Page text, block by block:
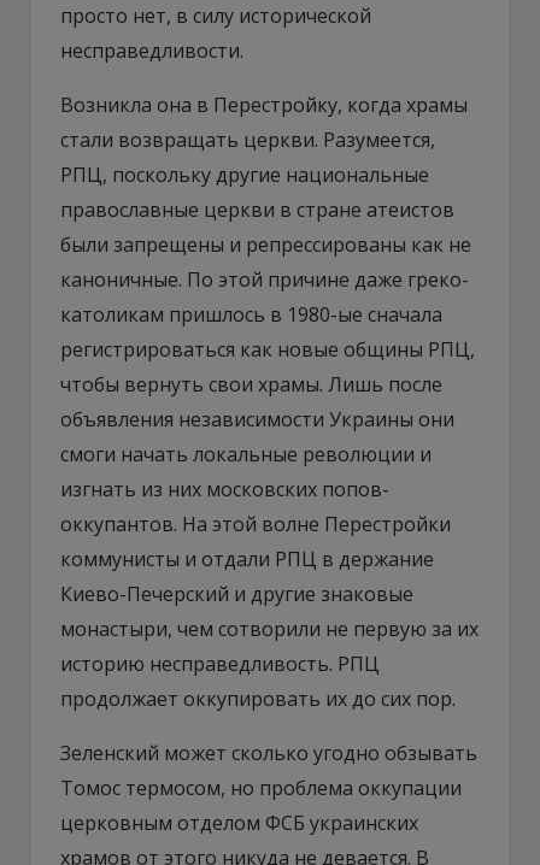
просто нет, в силу исторической
несправедливости.
Возникла она в Перестройку, когда храмы
стали возвращать церкви. Разумеется,
РПЦ, поскольку другие национальные
православные церкви в стране атеистов
были запрещены и репрессированы как не
каноничные. По этой причине даже греко-
католикам пришлось в 1980-ые сначала
регистрироваться как новые общины РПЦ,
чтобы вернуть свои храмы. Лишь после
объявления независимости Украины они
смоги начать локальные революции и
изгнать из них московских попов-
оккупантов. На этой волне Перестройки
коммунисты и отдали РПЦ в держание
Киево-Печерский и другие знаковые
монастыри, чем сотворили не первую за их
историю несправедливость. РПЦ
продолжает оккупировать их до сих пор.
Зеленский может сколько угодно обзывать
Томос термосом, но проблема оккупации
церковным отделом ФСБ украинских
храмов от этого никуда не девается. В